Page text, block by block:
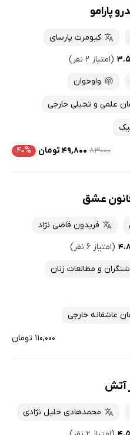
پارامو
کیومرث پارسای
۳.۵ (امتیاز ۲ نفر)
واوخوان
علمی و تخیلی خارجی
۸۳۰۰۰ ۴۹,۸۰۰ تومان ۴۰%
عشق
فریدون قاضی نژاد
(امتیاز ۶ نفر)
و مطالعات زنان
عاشقانه خارجی
۱۱۰,۰۰۰ تومان
آتش
محمدهادی خلیل نژادی